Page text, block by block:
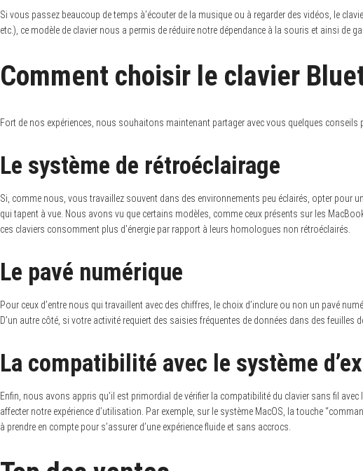
Si vous passez beaucoup de temps à’écouter de la musique ou à regarder des vidéos, le
etc.), ce modèle de clavier nous a permis de réduire notre dépendance à la souris et ainsi
Comment choisir le clavier
Fort de nos expériences, nous souhaitons maintenant partager avec vous quelques
Le système de rétroéclairage
Si, comme nous, vous travaillez souvent dans des environnements peu éclairés, opter pour
qui tapent à vue. Nous avons vu que certains modèles, comme ceux présents sur les
ces claviers consomment plus d’énergie par rapport à leurs homologues non rétroéclairés.
Le pavé numérique
Pour ceux d’entre nous qui travaillent avec des chiffres, le choix d’inclure ou non un pavé
D’un autre côté, si votre activité requiert des saisies fréquentes de données dans des feuilles
La compatibilité avec le système
Enfin, nous avons appris qu’il est primordial de vérifier la compatibilité du clavier sans fil avec
affecter notre expérience d’utilisation. Par exemple, sur le système MacOS, la touche
à prendre en compte pour s’assurer d’une expérience fluide et sans accrocs.